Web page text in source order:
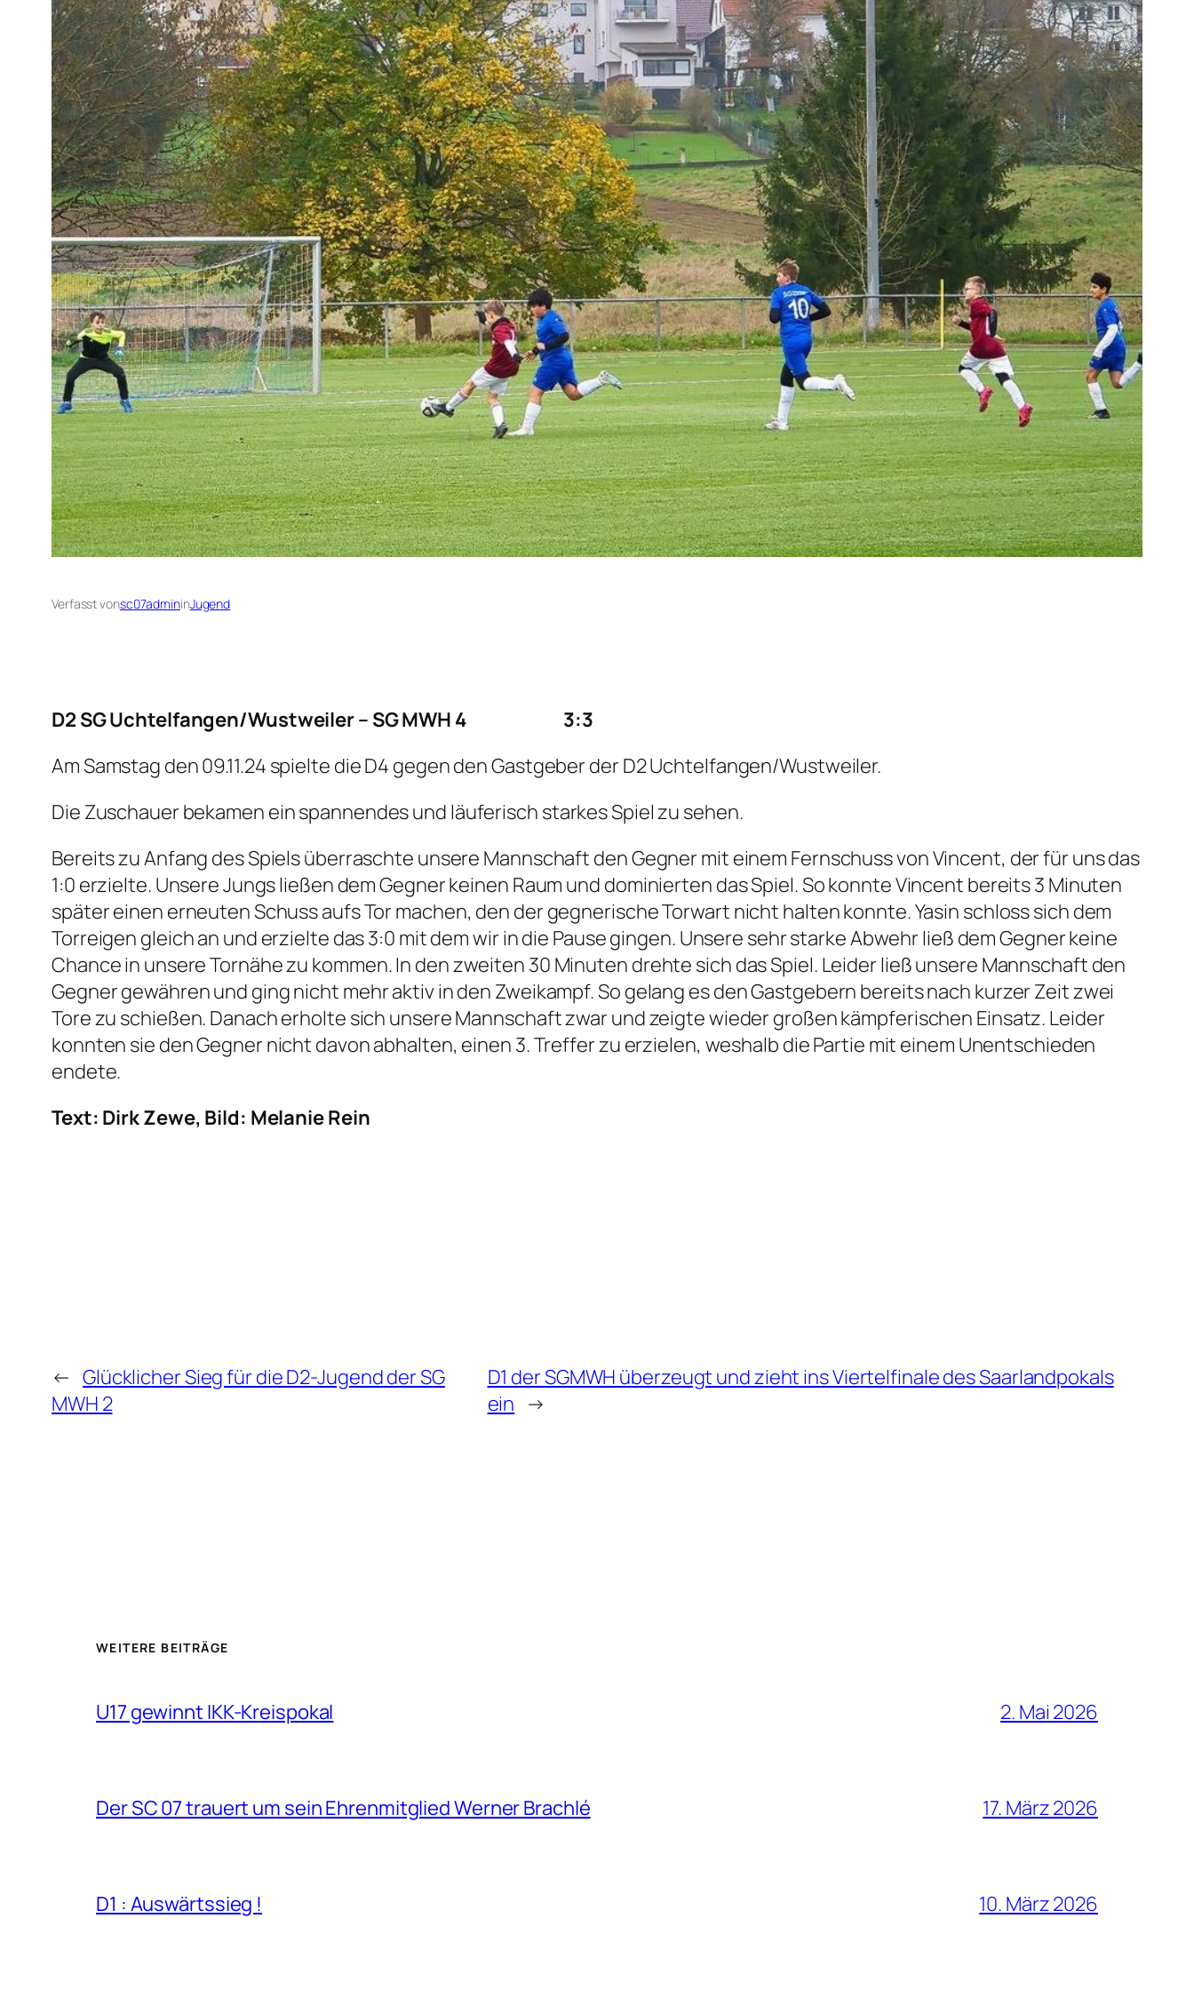
Verfasst vonsc07admininJugend
D2 SG Uchtelfangen/Wustweiler – SG MWH 4 3:3
Am Samstag den 09.11.24 spielte die D4 gegen den Gastgeber der D2 Uchtelfangen/Wustweiler.
Die Zuschauer bekamen ein spannendes und läuferisch starkes Spiel zu sehen.
Bereits zu Anfang des Spiels überraschte unsere Mannschaft den Gegner mit einem Fernschuss von Vincent, der für uns das
1:0 erzielte. Unsere Jungs ließen dem Gegner keinen Raum und dominierten das Spiel. So konnte Vincent bereits 3 Minuten
später einen erneuten Schuss aufs Tor machen, den der gegnerische Torwart nicht halten konnte. Yasin schloss sich dem
Torreigen gleich an und erzielte das 3:0 mit dem wir in die Pause gingen. Unsere sehr starke Abwehr ließ dem Gegner keine
Chance in unsere Tornähe zu kommen. In den zweiten 30 Minuten drehte sich das Spiel. Leider ließ unsere Mannschaft den
Gegner gewähren und ging nicht mehr aktiv in den Zweikampf. So gelang es den Gastgebern bereits nach kurzer Zeit zwei
Tore zu schießen. Danach erholte sich unsere Mannschaft zwar und zeigte wieder großen kämpferischen Einsatz. Leider
konnten sie den Gegner nicht davon abhalten, einen 3. Treffer zu erzielen, weshalb die Partie mit einem Unentschieden
endete.
Text: Dirk Zewe, Bild: Melanie Rein
← Glücklicher Sieg für die D2-Jugend der SG
MWH 2
D1 der SGMWH überzeugt und zieht ins Viertelfinale des Saarlandpokals
ein →
WEITERE BEITRÄGE
U17 gewinnt IKK-Kreispokal 2. Mai 2026
Der SC 07 trauert um sein Ehrenmitglied Werner Brachlé 17. März 2026
D1 : Auswärtssieg ! 10. März 2026